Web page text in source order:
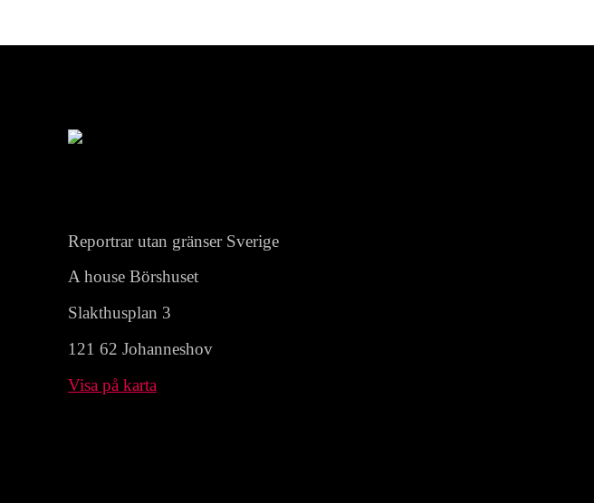
Reportrar utan gränser Sverige
A house Börshuset
Slakthusplan 3
121 62 Johanneshov
Visa på karta